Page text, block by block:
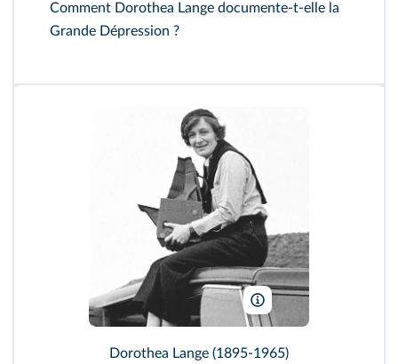
Comment Dorothea Lange documente-t-elle la
Grande Dépression ?
Dorothea Lange (1895‑1965)